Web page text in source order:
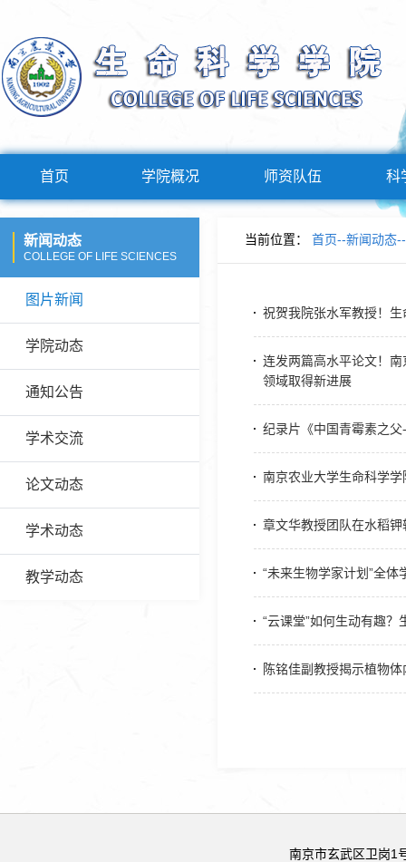
首页 学院概况 师资队伍 科
新闻动态
COLLEGE OF LIFE SCIENCES
图片新闻
学院动态
通知公告
学术交流
论文动态
学术动态
教学动态
当前位置： 首页--新闻动态--
祝贺我院张水军教授！
连发两篇高水平论文！
领域取得新进展
纪录片《中国青霉素之
南京农业大学生命科学
章文华教授团队在水稻
“未来生物学家计划”全
“云课堂”如何生动有趣？
陈铭佳副教授揭示植物
南京市玄武区卫岗1